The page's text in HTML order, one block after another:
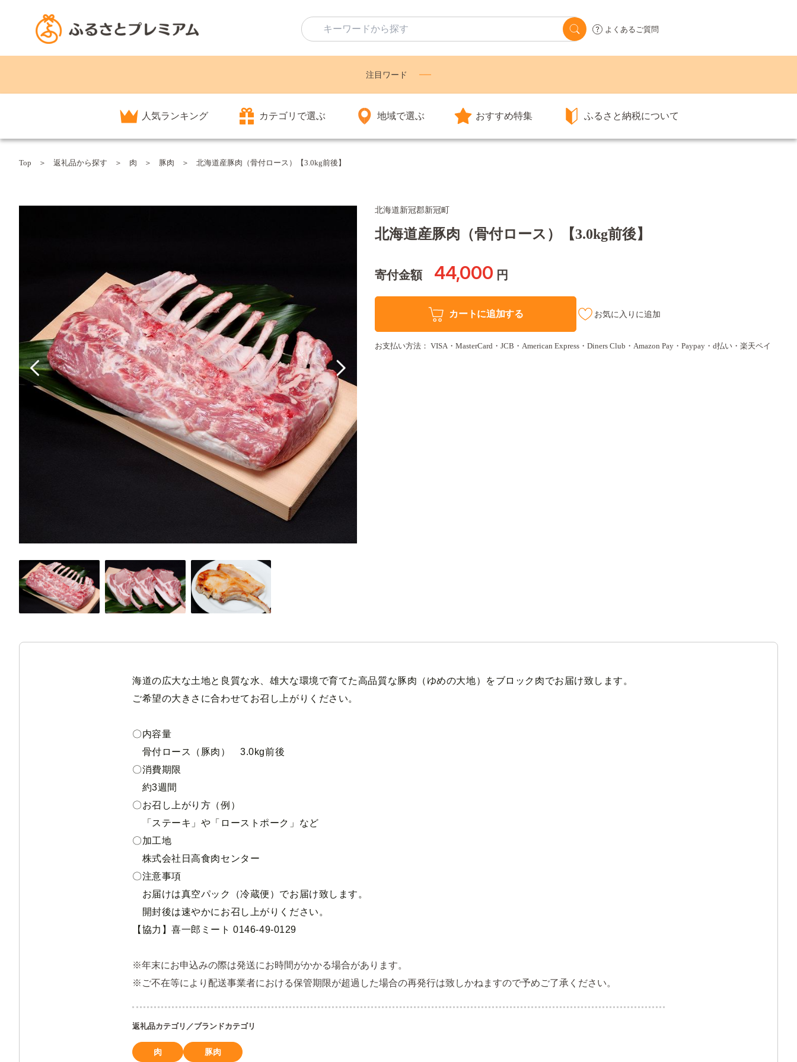
よくあるご質問
注目ワード
人気ランキング カテゴリで選ぶ 地域で選ぶ おすすめ特集 ふるさと納税について
Top 返礼品から探す 肉 豚肉 北海道産豚肉（骨付ロース）【3.0kg前後】
北海道新冠郡新冠町
北海道産豚肉（骨付ロース）【3.0kg前後】
寄付金額 44,000 円
カートに追加する お気に入りに追加
お支払い方法： VISA・MasterCard・JCB・American Express・Diners Club・Amazon Pay・Paypay・d払い・楽天ペイ
海道の広大な土地と良質な水、雄大な環境で育てた高品質な豚肉（ゆめの大地）をブロック肉でお届け致します。
ご希望の大きさに合わせてお召し上がりください。
〇内容量
骨付ロース（豚肉） 3.0kg前後
〇消費期限
約3週間
〇お召し上がり方（例）
「ステーキ」や「ローストポーク」など
〇加工地
株式会社日高食肉センター
〇注意事項
お届けは真空パック（冷蔵便 ）でお届け致します。
開封後は速やかにお召し上がりください。
【協力】喜一郎ミート 0146-49-0129
※年末にお申込みの際は発送にお時間がかかる場合があります。
※ご不在等により配送事業者における保管期限が超過した場合の再発行は致しかねますので予めご了承ください。
返礼品カテゴリ／ブランドカテゴリ
肉 豚肉